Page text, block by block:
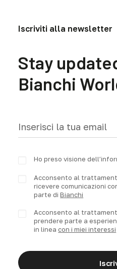
Iscriviti alla newsletter
Stay
Bianchi
Ho preso visione
Acconsento al
ricevere comunicazioni
parte diBianchi
Acconsento al
prendere parte a
in lineacon i miei interessi